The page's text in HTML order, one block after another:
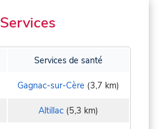
Services
Services de santé
Gagnac-sur-Cère (3,7 km)
Altillac (5,3 km)